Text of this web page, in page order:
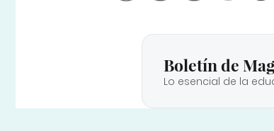
Boletín de
Lo esencial de la